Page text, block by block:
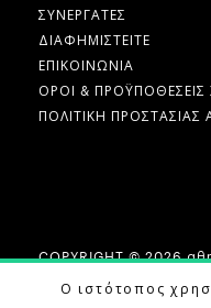
ΣΥΝΕΡΓΑΤΕΣ
ΔΙΑΦΗΜΙΣΤΕΙΤΕ
ΕΠΙΚΟΙΝΩΝΙΑ
ΟΡΟΙ & ΠΡΟΫΠΟΘΕΣΕΙΣ
ΠΟΛΙΤΙΚΗ
COPYRIGHT © 2026
DESIGN BY
Ο ιστότοπος